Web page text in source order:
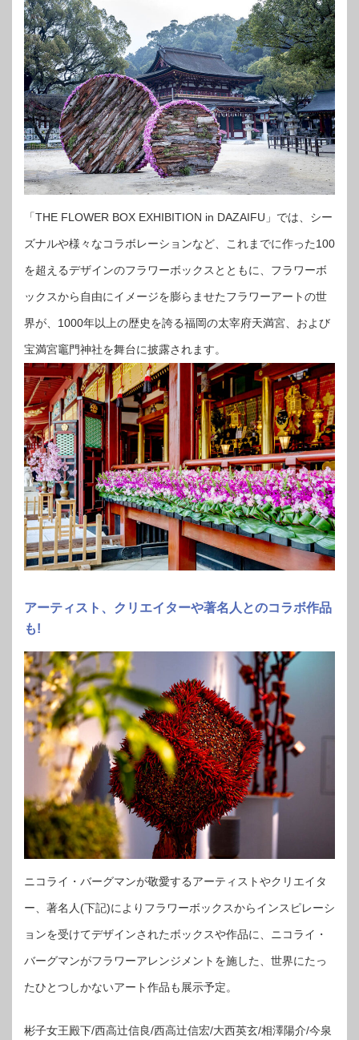
「THE FLOWER BOX EXHIBITION in DAZAIFU」では、シー
ズナルや様々なコラボレーションなど、これまでに作った100
を超えるデザインのフラワーボックスとともに、フラワーボ
ックスから自由にイメージを膨らませたフラワーアートの世
界が、1000年以上の歴史を誇る福岡の太宰府天満宮、および
宝満宮竈門神社を舞台に披露されます。
アーティスト、クリエイターや著名人とのコラボ作品
も!
ニコライ・バーグマンが敬愛するアーティストやクリエイタ
ー、著名人(下記)によりフラワーボックスからインスピレーシ
ョンを受けてデザインされたボックスや作品に、ニコライ・
バーグマンがフラワーアレンジメントを施した、世界にたっ
たひとつしかないアート作品も展示予定。
彬子女王殿下/西高辻信良/西高辻信宏/大西英玄/相澤陽介/今泉